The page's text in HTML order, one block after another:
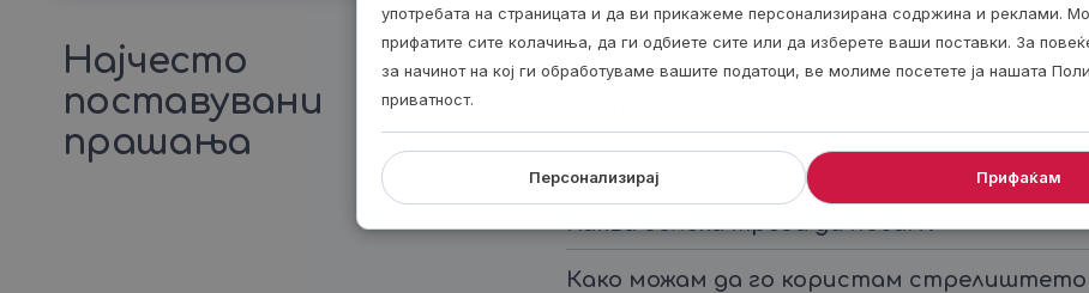
Најчесто
поставувани
прашања
Како да резервирам час?
Што ако сакам да го откажам мојот
Каква облека треба да носам?
Како можам да го користам
употребата на страницата и да ви прикажеме персонализирана содржина и реклами.
прифатите сите колачиња, да ги одбиете сите или да изберете ваши поставки. За
за начинот на кој ги обработуваме вашите податоци, ве молиме посетете ја нашата
приватност.
Персонализирај Прифаќам